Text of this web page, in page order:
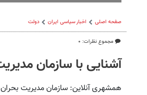
صفحه اصلی اخبار سیاسی ایران دولت
مجموع نظرات: ۰
آشنایی با سازمان
همشهری آنلاین: سازمان مدیریت بحران کشور در